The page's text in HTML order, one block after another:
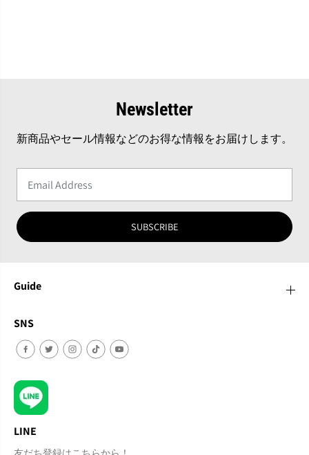
Newsletter
新商品やセール情報などのお得な情報をお届けします。
SUBSCRIBE
Guide
SNS
LINE